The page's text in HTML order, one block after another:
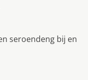
seroendeng bij en